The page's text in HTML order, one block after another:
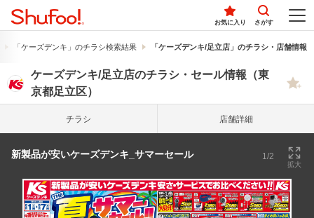
お気に入り さがす
「ケーズデンキ」のチラシ検索結果 「ケーズデンキ/足立店」のチラシ・店舗情報
ケーズデンキ/足立店のチラシ・セール情報（東
京都足立区）
チラシ 店舗詳細
新製品が安いケーズデンキ_サマーセール 1/2
拡大